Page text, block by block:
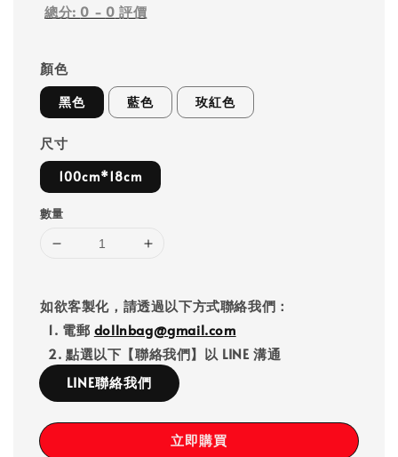
總分: 0 - 0 評價
顏色
黑色 藍色 玫紅色
尺寸
100cm*18cm
數量
如欲客製化，請透過以下方式聯絡我們：
1. 電郵 dollnbag@gmail.com
2. 點選以下【聯絡我們】以 LINE 溝通
LINE聯絡我們
立即購買